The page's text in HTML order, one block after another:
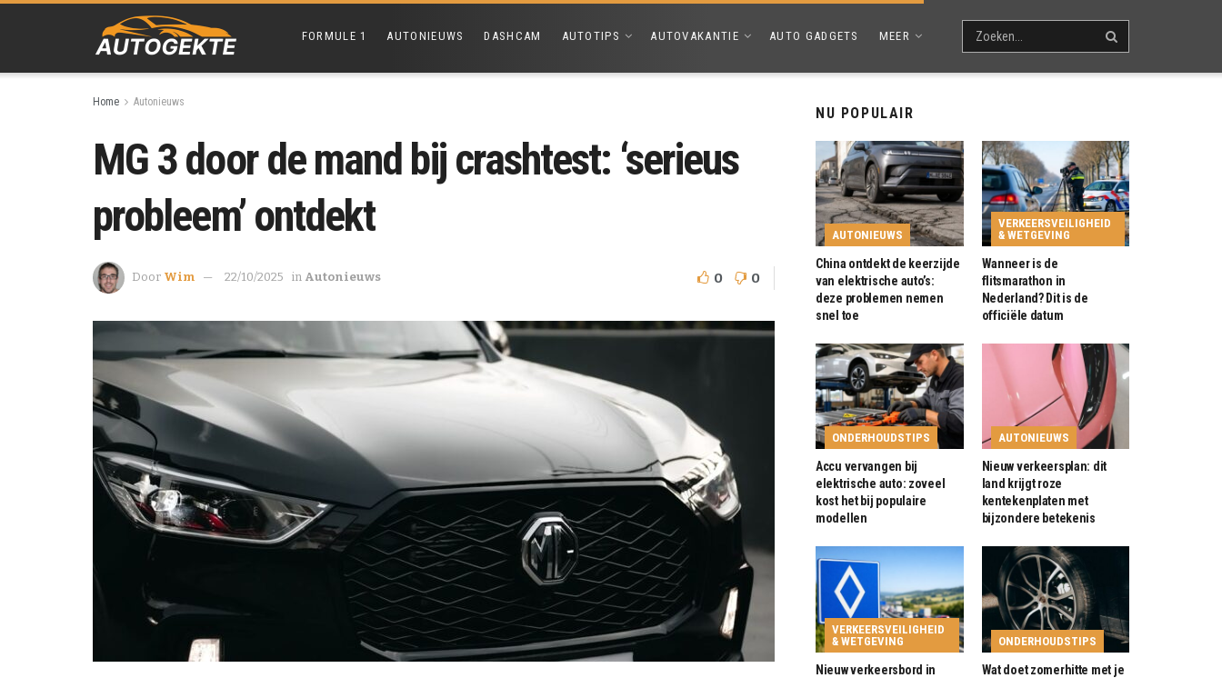
FORMULE 1 AUTONIEUWS DASHCAM AUTOTIPS AUTOVAKANTIE AUTO GADGETS MEER
Home Autonieuws
MG 3 door de mand bij crashtest: ‘serieus
probleem’ ontdekt
Door Wim 22/10/2025 in Autonieuws 0 0
NU POPULAIR
AUTONIEUWS
China ontdekt de keerzijde
van elektrische auto’s:
deze problemen nemen
snel toe
VERKEERSVEILIGHEID
& WETGEVING
Wanneer is de
flitsmarathon in
Nederland? Dit is de
officiële datum
ONDERHOUDSTIPS
Accu vervangen bij
elektrische auto: zoveel
kost het bij populaire
modellen
AUTONIEUWS
Nieuw verkeersplan: dit
land krijgt roze
kentekenplaten met
bijzondere betekenis
VERKEERSVEILIGHEID
& WETGEVING
Nieuw verkeersbord in
ONDERHOUDSTIPS
Wat doet zomerhitte met je